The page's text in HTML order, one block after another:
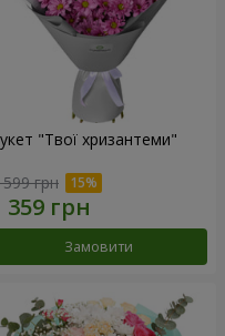
"Твої хризантеми"
грн
Замовити